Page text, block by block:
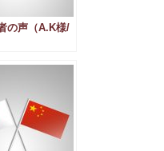
の声（A.K様/